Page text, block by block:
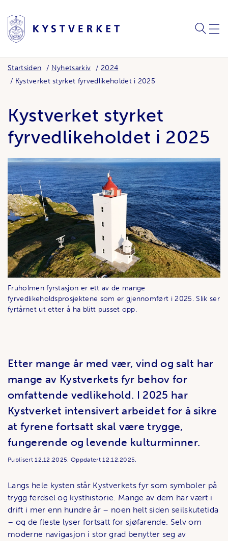
SØK
Startsiden Nyhetsarkiv
2024
Kystverket styrket fyrvedlikeholdet i 2025
Kystverket styrket
fyrvedlikeholdet i 2025
Fruholmen fyrstasjon er ett av de mange
fyrvedlikeholdsprosjektene som er gjennomført i 2025. Slik ser
fyrtårnet ut etter å ha blitt pusset opp.
Etter mange år med vær, vind og salt har
mange av Kystverkets fyr behov for
omfattende vedlikehold. I 2025 har
Kystverket intensivert arbeidet for å sikre
at fyrene fortsatt skal være trygge,
fungerende og levende kulturminner.
Publisert12.12.2025.Oppdatert12.12.2025.
Langs hele kysten står Kystverkets fyr som symboler på
trygg ferdsel og kysthistorie. Mange av dem har vært i
drift i mer enn hundre år – noen helt siden seilskutetida
– og de fleste lyser fortsatt for sjøfarende. Selv om
moderne navigasjon i stor grad benytter seg av